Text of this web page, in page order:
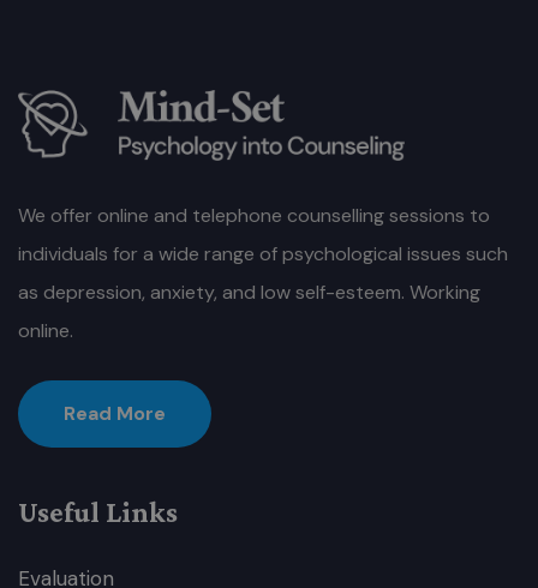
We offer online and telephone counselling sessions to
individuals for a wide range of psychological issues such
as depression, anxiety, and low self-esteem. Working
online.
Read More
Useful Links
Evaluation